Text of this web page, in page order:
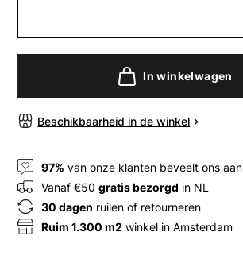
In winkelwagen
Beschikbaarheid in de winkel
97% van onze klanten beveelt ons aan
Vanaf €50gratis bezorgd in NL
30 dagen ruilen of retourneren
Ruim 1.300 m2 winkel in Amsterdam